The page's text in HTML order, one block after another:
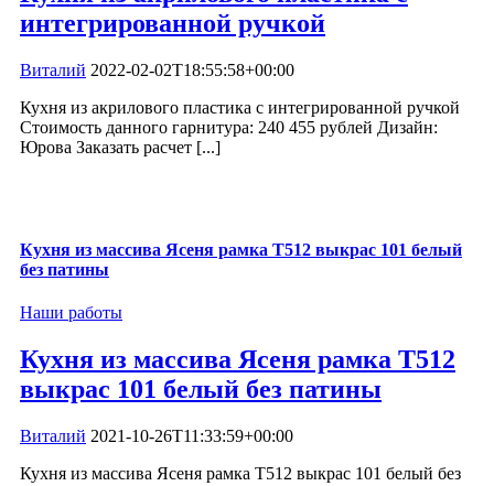
интегрированной ручкой
Виталий 2022-02-02T18:55:58+00:00
Кухня из акрилового пластика с интегрированной ручкой
Стоимость данного гарнитура: 240 455 рублей Дизайн:
Юрова Заказать расчет [...]
Кухня из массива Ясеня рамка Т512 выкрас 101 белый
без патины
Наши работы
Кухня из массива Ясеня рамка Т512
выкрас 101 белый без патины
Виталий 2021-10-26T11:33:59+00:00
Кухня из массива Ясеня рамка Т512 выкрас 101 белый без